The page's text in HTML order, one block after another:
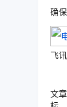
确
飞
文章